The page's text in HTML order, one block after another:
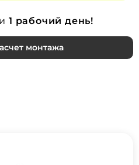
1 рабочий день!
монтажа